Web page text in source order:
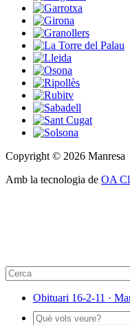
Copyright © 2026 Manresa
Amb la tecnologia de OA
Obituari 16-2-11 ·